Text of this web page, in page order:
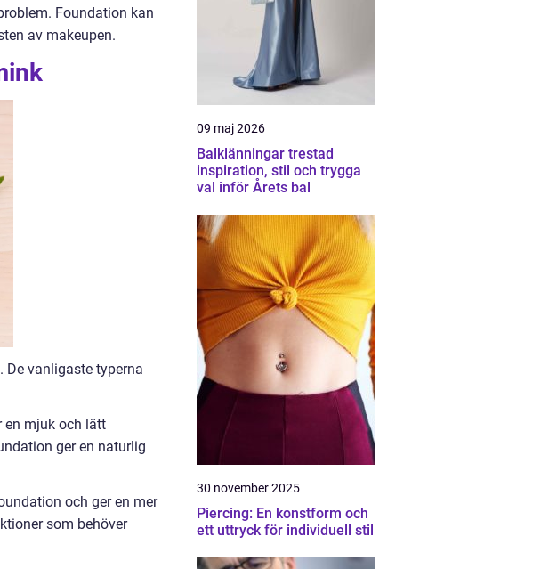
Foundation kan
av makeupen.
vanligaste typerna
en mjuk och lätt
ger en naturlig
och ger en mer
som behöver
09 maj 2026
Balklänningar trestad
inspiration, stil och trygga
val inför Årets bal
30 november 2025
Piercing: En konstform och
ett uttryck för individuell stil